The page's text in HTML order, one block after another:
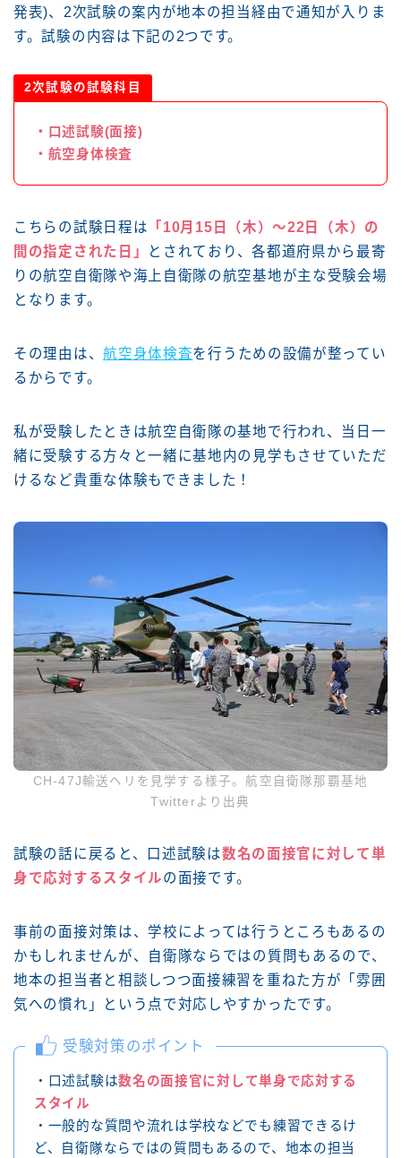
発表)、2次試験の案内が地本の担当経由で通知が入りま
す。試験の内容は下記の2つです。
2次試験の試験科目
・口述試験(面接)
・航空身体検査
こちらの試験日程は 「10月15日（木）～22日（木）の
間の指定された日」
とされており、各都道府県から最寄
りの航空自衛隊や海上自衛隊の航空基地が主な受験会場
となります。
その理由は、航空身体検査を行うための設備が整ってい
るからです。
私が受験したときは航空自衛隊の基地で行われ、当日一
緒に受験する方々と一緒に基地内の見学もさせていただ
けるなど貴重な体験もできました！
CH-47J輸送ヘリを見学する様子。航空自衛隊那覇基地
Twitterより出典
試験の話に戻ると、口述試験は数名の面接官に対して単
身で応対するスタイルの面接です。
事前の面接対策は、学校によっては行うところもあるの
かもしれませんが、自衛隊ならではの質問もあるので、
地本の担当者と相談しつつ面接練習を重ねた方が「雰囲
気への慣れ」という点で対応しやすかったです。
受験対策のポイント
・口述試験は数名の面接官に対して単身で応対する
スタイル
・一般的な質問や流れは学校などでも練習できるけ
ど、自衛隊ならではの質問もあるので、地本の担当